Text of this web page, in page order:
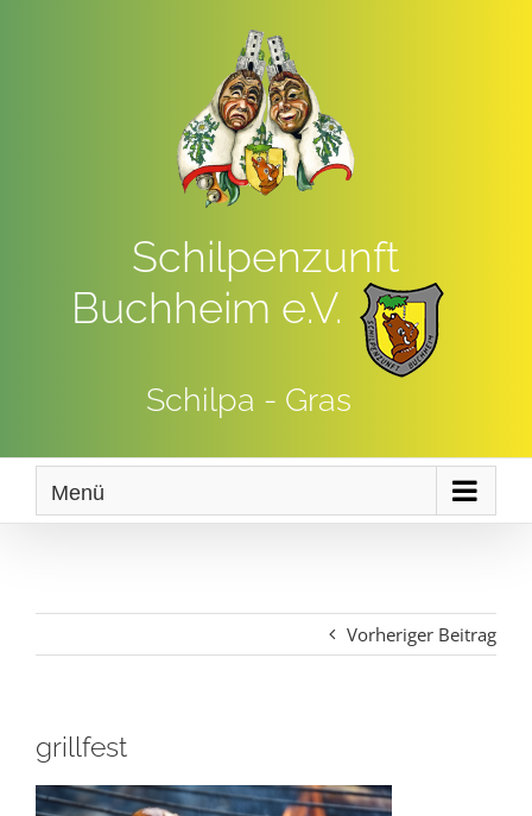
Schilpenzunft
Buchheim e.V.
Schilpa - Gras
Menü
Vorheriger Beitrag
grillfest